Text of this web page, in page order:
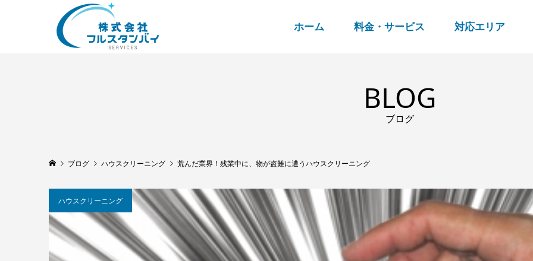
ホーム 料金・サービス 対応エリア
BLOG
ブログ
ブログ ハウスクリーニング 荒んだ業界！残業中に、物が盗難に遭うハウスクリーニング
ハウスクリーニング